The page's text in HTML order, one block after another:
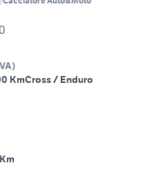
VA)
KmCross / Enduro